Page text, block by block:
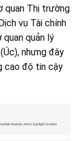
quan Thị trường
vụ Tài chính
quản lý
nhưng đây
cao độ tin cậy